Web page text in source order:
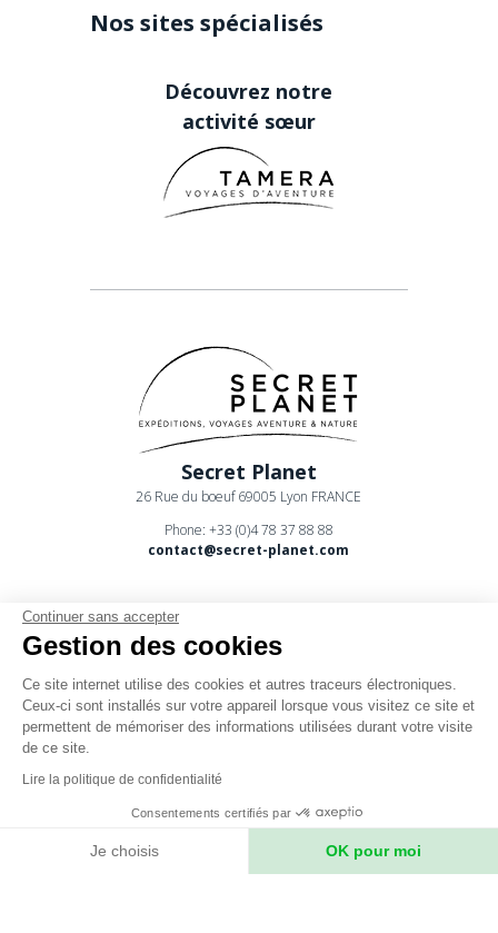
Nos sites spécialisés
Découvrez notre
activité sœur
Secret Planet
26 Rue du boeuf 69005 Lyon FRANCE
Phone: +33 (0)4 78 37 88 88
contact@secret-planet.com
Youtube
Podcast
Mentions légales
Continuer sans accepter
Gestion des cookies
Ce site internet utilise des cookies et autres traceurs électroniques.
Ceux-ci sont installés sur votre appareil lorsque vous visitez ce site et
permettent de mémoriser des informations utilisées durant votre visite
de ce site.
Lire la politique de confidentialité
Consentements certifiés par
Je choisis OK pour moi